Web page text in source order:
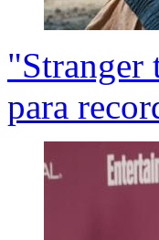
"Stranger
para